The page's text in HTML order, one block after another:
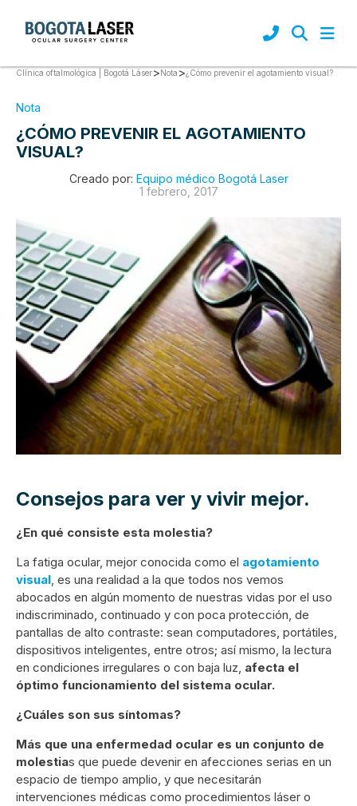
Clínica oftalmológica | Bogotá Láser>Nota>¿Cómo prevenir el agotamiento visual?
Nota
¿CÓMO PREVENIR EL AGOTAMIENTO
VISUAL?
Creado por: Equipo médico Bogotá Laser
1 febrero, 2017
Consejos para ver y vivir mejor.
¿En qué consiste esta molestia?
La fatiga ocular, mejor conocida como el agotamiento
visual, es una realidad a la que todos nos vemos
abocados en algún momento de nuestras vidas por el uso
indiscriminado, continuado y con poca protección, de
pantallas de alto contraste: sean computadores, portátiles,
dispositivos inteligentes, entre otros; así mismo, la lectura
en condiciones irregulares o con baja luz, afecta el
óptimo funcionamiento del sistema ocular.
¿Cuáles son sus síntomas?
Más que una enfermedad ocular es un conjunto de
molestias que puede devenir en afecciones serias en un
espacio de tiempo amplio, y que necesitarán
intervenciones médicas como procedimientos láser o